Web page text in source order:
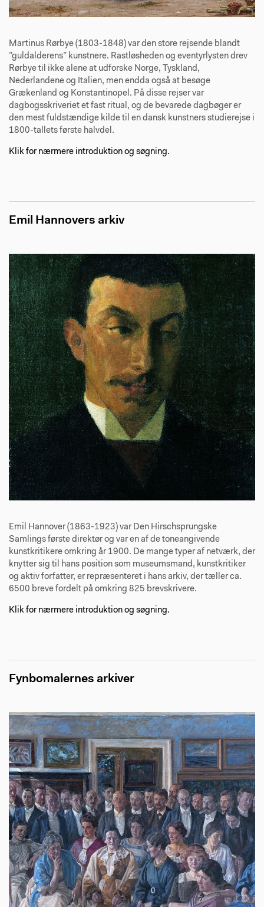
Martinus Rørbye (1803-1848) var den store rejsende blandt
”guldalderens” kunstnere. Rastløsheden og eventyrlysten drev
Rørbye til ikke alene at udforske Norge, Tyskland,
Nederlandene og Italien, men endda også at besøge
Grækenland og Konstantinopel. På disse rejser var
dagbogsskriveriet et fast ritual, og de bevarede dagbøger er
den mest fuldstændige kilde til en dansk kunstners studierejse i
1800-tallets første halvdel.
Klik for nærmere introduktion og søgning.
Emil Hannovers arkiv
Emil Hannover (1863-1923) var Den Hirschsprungske
Samlings første direktør og var en af de toneangivende
kunstkritikere omkring år 1900. De mange typer af netværk, der
knytter sig til hans position som museumsmand, kunstkritiker
og aktiv forfatter, er repræsenteret i hans arkiv, der tæller ca.
6500 breve fordelt på omkring 825 brevskrivere.
Klik for nærmere introduktion og søgning.
Fynbomalernes arkiver